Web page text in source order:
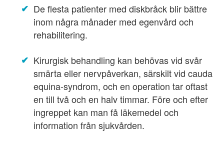
De flesta patienter med diskbråck blir bättre
inom några månader med egenvård och
rehabilitering.
Kirurgisk behandling kan behövas vid svår
smärta eller nervpåverkan, särskilt vid cauda
equina-syndrom, och en operation tar oftast
en till två och en halv timmar. Före och efter
ingreppet kan man få läkemedel och
information från sjukvården.